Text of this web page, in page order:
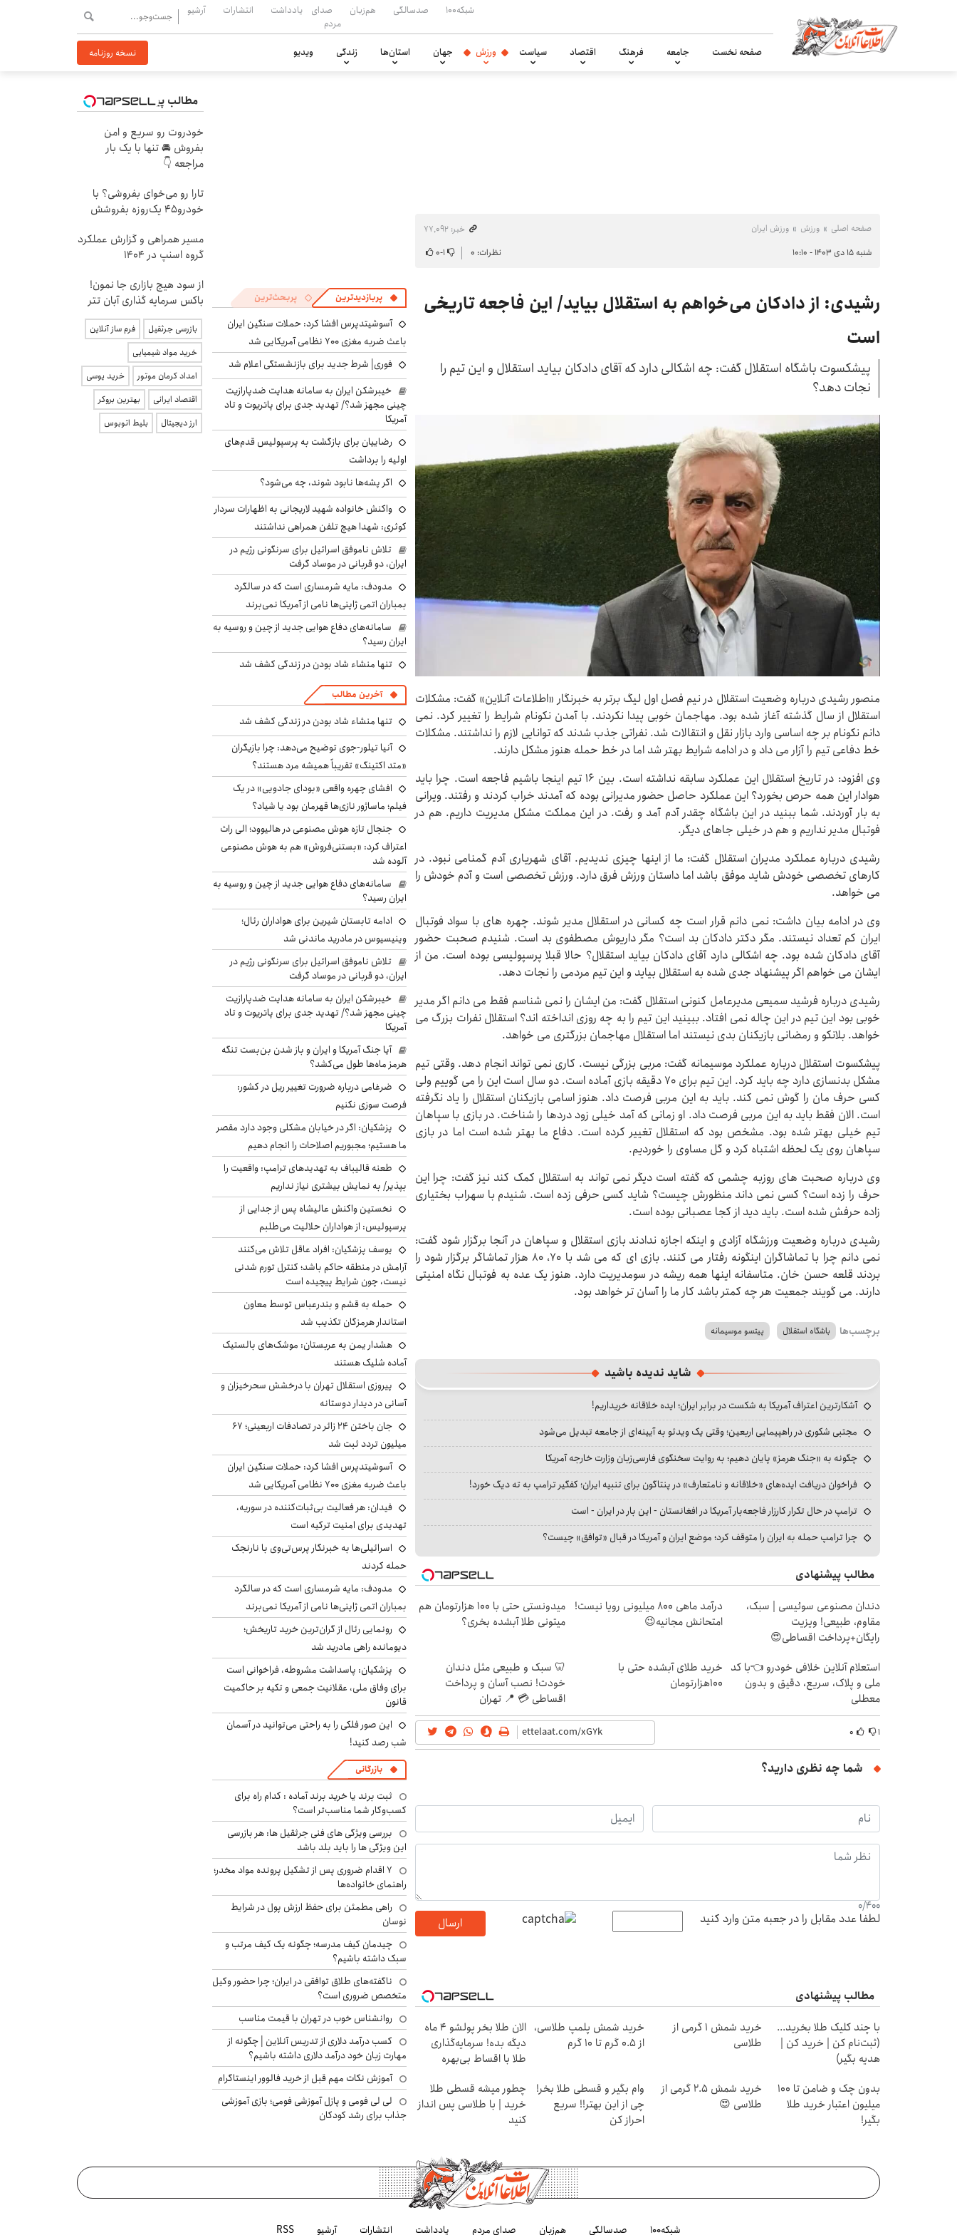
شبکه۱۰۰ صدسالگی هم‌زبان
صدای
مردم
یادداشت انتشارات آرشیو
صفحه نخست جامعه فرهنگ اقتصاد سیاست ورزش جهان استان‌ها زندگی ویدیو نسخه روزنامه
صفحه اصلی ورزش ورزش ایران
خبر: ۷۷٬۰۹۲
شنبه ۱۵ دی ۱۴۰۳ - ۱۰:۱۰
نظرات: ۰ ۱-۰
رشیدی: از دادکان می‌خواهم به استقلال بیاید/ این فاجعه تاریخی
است
پیشکسوت باشگاه استقلال گفت: چه اشکالی دارد که آقای دادکان بیاید استقلال و این تیم را
نجات دهد؟
منصور رشیدی درباره وضعیت استقلال در نیم فصل اول لیگ برتر به خبرنگار «اطلاعات آنلاین» گفت: مشکلات
استقلال از سال گذشته آغاز شده بود. مهاجمان خوبی پیدا نکردند. با آمدن نکونام شرایط را تغییر کرد. نمی
دانم نکونام بر چه اساسی وارد بازار نقل و انتقالات شد. نفراتی جذب شدند که توانایی لازم را نداشتند. مشکلات
خط دفاعی تیم را آزار می داد و در ادامه شرایط بهتر شد اما در خط حمله هنوز مشکل دارند.
وی افزود: در تاریخ استقلال این عملکرد سابقه نداشته است. بین ۱۶ تیم اینجا باشیم فاجعه است. چرا باید
هوادار این همه حرص بخورد؟ این عملکرد حاصل حضور مدیرانی بوده که آمدند خراب کردند و رفتند. ویرانی
به بار آوردند. شما ببنید در این باشگاه چقدر آدم آمد و رفت. در این مملکت مشکل مدیریت داریم. هم در
فوتبال مدیر نداریم و هم در خیلی جاهای دیگر.
رشیدی درباره عملکرد مدیران استقلال گفت: ما از اینها چیزی ندیدیم. آقای شهریاری آدم گمنامی نبود. در
کارهای تخصصی خودش شاید موفق باشد اما داستان ورزش فرق دارد. ورزش تخصصی است و آدم خودش را
می خواهد.
وی در ادامه بیان داشت: نمی دانم قرار است چه کسانی در استقلال مدیر شوند. چهره های با سواد فوتبال
ایران کم تعداد نیستند. مگر دکتر دادکان بد است؟ مگر داریوش مصطفوی بد است. شنیدم صحبت حضور
آقای دادکان شده بود. چه اشکالی دارد آقای دادکان بیاید استقلال؟ حالا قبلا پرسپولیسی بوده است. من از
ایشان می خواهم اگر پیشنهاد جدی شده به استقلال بیاید و این تیم مردمی را نجات دهد.
رشیدی درباره فرشید سمیعی مدیرعامل کنونی استقلال گفت: من ایشان را نمی شناسم فقط می دانم اگر مدیر
خوبی بود این تیم در این چاله نمی افتاد. ببینید این تیم را به چه روزی انداخته اند؟ استقلال نفرات بزرگ می
خواهد. بلانکو و رمضانی بازیکنان بدی نیستند اما استقلال مهاجمان بزرگتری می خواهد.
پیشکسوت استقلال درباره عملکرد موسیمانه گفت: مربی بزرگی نیست. کاری نمی تواند انجام دهد. وقتی تیم
مشکل بدنسازی دارد چه باید کرد. این تیم برای ۷۰ دقیقه بازی آماده است. دو سال است این را می گوییم ولی
کسی حرف مان را گوش نمی کند. باید به این مربی فرصت داد. هنوز اسامی بازیکنان استقلال را یاد نگرفته
است. الان فقط باید به این مربی فرصت داد. او زمانی که آمد خیلی زود دردها را شناخت. در بازی با سپاهان
تیم خیلی بهتر شده بود. مشخص بود که استقلال تغییر کرده است. دفاع ما بهتر شده است اما در بازی
سپاهان روی یک لحظه اشتباه کرد و گل مساوی را خوردیم.
وی درباره صحبت های روزبه چشمی که گفته است دیگر نمی تواند به استقلال کمک کند نیز گفت: چرا این
حرف را زده است؟ کسی نمی داند منظورش چیست؟ شاید کسی حرفی زده است. شنیدم با سهراب بختیاری
زاده حرفش شده است. باید دید از کجا عصبانی بوده است.
رشیدی درباره وضعیت ورزشگاه آزادی و اینکه اجازه ندادند بازی استقلال و سپاهان در آنجا برگزار شود گفت:
نمی دانم چرا با تماشاگران اینگونه رفتار می کنند. بازی ای که می شد با ۷۰، ۸۰ هزار تماشاگر برگزار شود را
بردند قلعه حسن خان. متاسفانه اینها همه ریشه در سومدیریت دارد. هنوز یک عده به فوتبال نگاه امنیتی
دارند. می گویند جمعیت هر چه کمتر باشد کار ما را آسان تر خواهد بود.
برچسب‌ها باشگاه استقلال پیتسو موسیمانه
شاید ندیده باشید
آشکارترین اعتراف آمریکا به شکست در برابر ایران؛ ایده خلاقانه خریداریم!
مجتبی شکوری در راهپیمایی اربعین؛ وقتی یک ویدئو به آیینه‌ای از جامعه تبدیل می‌شود
چگونه به «جنگ هرمز» پایان دهیم؛ به روایت سخنگوی فارسی‌زبان وزارت خارجه آمریکا
فراخوان دریافت ایده‌های «خلاقانه و نامتعارف» در پنتاگون برای تنبیه ایران؛ کفگیر ترامپ به ته دیگ خورد!
ترامپ در حال تکرار کارزار فاجعه‌بار آمریکا در افغانستان - این بار در ایران - است
چرا ترامپ حمله به ایران را متوقف کرد؛ موضع ایران و آمریکا در قبال «توافق» چیست؟
مطالب پیشنهادی
دندان مصنوعی سوئیسی | سبک،
مقاوم، طبیعی! ویزیت
رایگان+پرداخت اقساطی😍
درآمد ماهی 800 میلیونی رویا نیست!
امتحانش مجانیه😉
میدونستی حتی با ۱۰۰ هزارتومان هم
میتونی طلا آبشده بخری؟
استعلام آنلاین خلافی خودرو 👈با کد
ملی و پلاک، سریع، دقیق و بدون
معطلی
خرید طلای آبشده حتی با
۱۰۰هزارتومان
🦷 سبک و طبیعی مثل دندان
خودت! نصب آسان و پرداخت
اقساطی 💳 📍 تهران
۱ ۰
شما چه نظری دارید؟
0/400
لطفا عدد مقابل را در جعبه متن وارد کنید ارسال
مطالب پیشنهادی
با چند کلیک طلا بخرید...
(ثبت‌نام کن | خرید کن |
هدیه بگیر)
خرید شمش 1 گرمی از
طلاسی
خرید شمش پلمپ طلاسی،
از ۰.۵ گرم تا ۱۰ گرم
الان طلا بخر پولشو 4 ماه
دیگه بده! سرمایه‌گذاری
طلا با اقساط بی‌بهره
بدون چک و ضامن تا 100
میلیون اعتبار خرید طلا
بگیر!
خرید شمش 2.5 گرمی از
طلاسی 😍
وام بگیر و قسطی طلا بخر!
چی از این بهتر!! سریع
احراز کن
چطور میشه قسطی طلا
خرید | با طلاسی پس انداز
کنید
پربازدیدترین پربحث‌ترین
آسوشیتدپرس افشا کرد: حملات سنگین ایران
باعث ضربه مغزی ۷۰۰ نظامی آمریکایی شد
فوری| شرط جدید برای بازنشستگی اعلام شد
خیبرشکن ایران به سامانه هدایت ضدپارازیت
چینی مجهز شد؟/ تهدید جدی برای پاتریوت و تاد
آمریکا
رضاییان برای بازگشت به پرسپولیس قدم‌های
اولیه را برداشت
اگر پشه‌ها نابود شوند، چه می‌شود؟
واکنش خانواده شهید لاریجانی به اظهارات سردار
کوثری: شهدا هیچ تلفن همراهی نداشتند
تلاش ناموفق اسرائیل برای سرنگونی رژیم در
ایران، دو قربانی در موساد گرفت
مدودف: مایه شرمساری است که در سالگرد
بمباران اتمی ژاپنی‌ها نامی از آمریکا نمی‌برند
سامانه‌های دفاع هوایی جدید از چین و روسیه به
ایران رسید؟
تنها منشاء شاد بودن در زندگی کشف شد
آخرین مطالب
تنها منشاء شاد بودن در زندگی کشف شد
آنیا تیلور-جوی توضیح می‌دهد: چرا بازیگران
«متد اکتینگ» تقریباً همیشه مرد هستند؟
افشای چهره واقعی «بودای جادویی» در یک
فیلم؛ ماساژور نازی‌ها قهرمان بود یا شیاد؟
جنجال تازه هوش مصنوعی در هالیوود؛ الی راث
اعتراف کرد: «بستنی‌فروش» هم به هوش مصنوعی
آلوده شد
سامانه‌های دفاع هوایی جدید از چین و روسیه به
ایران رسید؟
ادامه تابستان شیرین برای هواداران رئال؛
وینیسیوس در مادرید ماندنی شد
تلاش ناموفق اسرائیل برای سرنگونی رژیم در
ایران، دو قربانی در موساد گرفت
خیبرشکن ایران به سامانه هدایت ضدپارازیت
چینی مجهز شد؟/ تهدید جدی برای پاتریوت و تاد
آمریکا
آیا جنگ آمریکا و ایران و باز شدن بن‌بست تنگه
هرمز ماه‌ها طول می‌کشد؟
ضرغامی درباره ضرورت تغییر ریل در کشور:
فرصت سوزی نکنیم
پزشکیان: اگر در خیابان مشکلی وجود دارد مقصر
ما هستیم؛ مجبوریم اصلاحات را انجام دهیم
طعنه قالیباف به تهدیدهای ترامپ: واقعیت را
بپذیر/ به نمایش بیشتری نیاز نداریم
نخستین واکنش عالیشاه پس از جدایی از
پرسپولیس: از هواداران حلالیت می‌طلبم
یوسف پزشکیان: افراد عاقل تلاش می‌کنند
آرامش در منطقه حاکم باشد؛ کنترل تورم شدنی
نیست، چون شرایط پیچیده است
حمله به قشم و بندرعباس توسط معاون
استاندار هرمزگان تکذیب شد
هشدار یمن به عربستان: موشک‌های بالستیک
آماده شلیک هستند
پیروزی استقلال تهران با درخشش سحرخیزان و
آسانی در دیدار دوستانه
جان باختن ۲۴ زائر در تصادفات اربعینی؛ ۶۷
میلیون تردد ثبت شد
آسوشیتدپرس افشا کرد: حملات سنگین ایران
باعث ضربه مغزی ۷۰۰ نظامی آمریکایی شد
فیدان: هر فعالیت بی‌ثبات‌کننده در سوریه،
تهدیدی برای امنیت ترکیه است
اسرائیلی‌ها به خبرنگار پرس‌تی‌وی با نارنجک
حمله کردند
مدودف: مایه شرمساری است که در سالگرد
بمباران اتمی ژاپنی‌ها نامی از آمریکا نمی‌برند
رونمایی رئال از گران‌ترین خرید تاریخش؛
دیومانده راهی مادرید شد
پزشکیان: پاسداشت مشروطه، فراخوانی است
برای وفاق ملی، عقلانیت جمعی و تکیه بر حاکمیت
قانون
این صور فلکی را به راحتی می‌توانید در آسمان
شب رصد کنید!
بازرگانی
ثبت برند یا خرید برند آماده : کدام راه برای
کسب‌وکار شما مناسب‌تر است؟
بررسی ویژگی های فنی جرثقیل ها: هر بازرسی
این ویژگی ها را باید بلد باشد
۷ اقدام ضروری پس از تشکیل پرونده مواد مخدر؛
راهنمای خانواده‌ها
راهی مطمئن برای حفظ ارزش پول در شرایط
نوسان
چیدمان کیف مدرسه؛ چگونه یک کیف مرتب و
سبک داشته باشیم؟
ناگفته‌های طلاق توافقی در ایران؛ چرا حضور وکیل
متخصص ضروری است؟
روانشناس خوب در تهران با قیمت مناسب
کسب درآمد دلاری از تدریس آنلاین | چگونه از
مهارت زبان خود درآمد دلاری داشته باشیم؟
آموزش نکات مهم قبل از خرید فالوور اینستاگرام
لی لی فومی و پازل آموزشی فومی؛ بازی آموزشی
جذاب برای رشد کودکان
مطالب پیشنهادی
خودروت رو سریع و امن
بفروش 🚘 تنها با یک بار
مراجعه 👇
تارا رو می‌خوای بفروشی؟ با
خودرو۴۵ یک‌روزه بفروشش
مسیر همراهی و گزارش عملکرد
گروه اسنپ در ۱۴۰۴
از سود هیچ بازاری جا نمون!
باکس سرمایه گذاری آبان تتر
بازرسی جرثقیل
فرم ساز آنلاین
خرید مواد شیمیایی
امداد کرمان موتور
خرید یوسی
اقتصاد ایرانی
بهترین بروکر
ارز دیجیتال
بلیط اتوبوس
شبکه۱۰۰ صدسالگی هم‌زبان صدای مردم یادداشت انتشارات آرشیو RSS